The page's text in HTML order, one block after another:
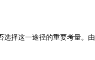
选择这一途径的重要考量